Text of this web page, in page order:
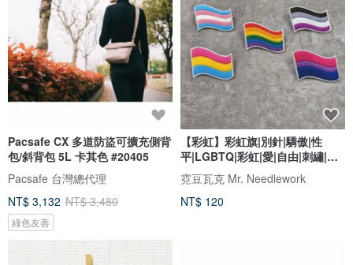
Pacsafe CX 多道防盜可擴充側背
包/斜背包 5L 卡其色 #20405
Pacsafe 台灣總代理
NT$ 3,132 NT$ 3,480
綠色友善
【彩虹】彩虹旗|別針|驕傲|性
平|LGBTQ|彩虹|愛|自由|刺繡|胸
針
霓豆瓦克 Mr. Needlework
NT$ 120